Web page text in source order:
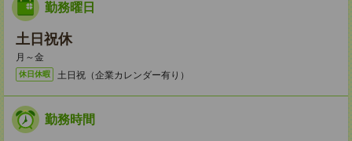
勤務曜日
土日祝休
月～金
休日休暇 土日祝（企業カレンダー有り）
勤務時間